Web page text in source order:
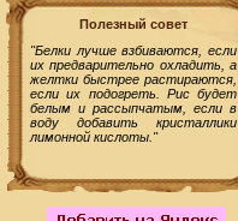
Полезный совет
"Белки лучше взбиваются, если
их предварительно охладить, а
желтки быстрее растираются,
если их подогреть. Рис будет
белым и рассыпчатым, если в
воду добавить кристаллики
лимонной кислоты."